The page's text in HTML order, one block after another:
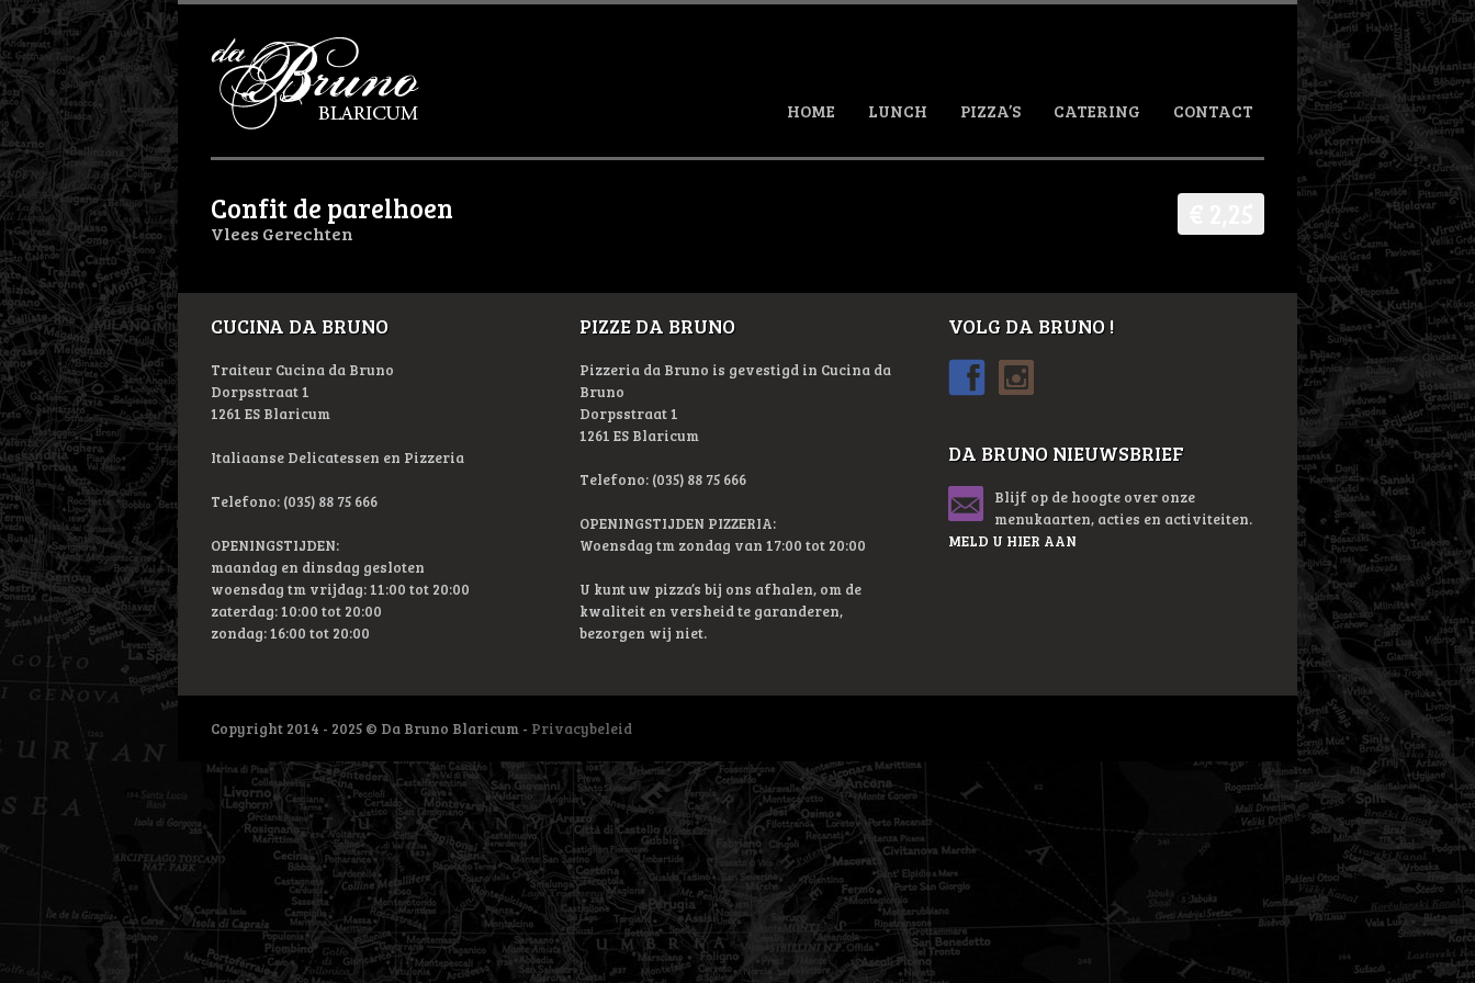
HOME LUNCH PIZZA’S CATERING CONTACT
Confit de parelhoen
Vlees Gerechten
CUCINA DA BRUNO
Traiteur Cucina da Bruno
Dorpsstraat 1
1261 ES Blaricum
Italiaanse Delicatessen en Pizzeria
Telefono: (035) 88 75 666
OPENINGSTIJDEN:
maandag en dinsdag gesloten
woensdag tm vrijdag: 11:00 tot 20:00
zaterdag: 10:00 tot 20:00
zondag: 16:00 tot 20:00
PIZZE DA BRUNO
Pizzeria da Bruno is gevestigd in Cucina da
Bruno
Dorpsstraat 1
1261 ES Blaricum
Telefono: (035) 88 75 666
OPENINGSTIJDEN PIZZERIA:
Woensdag tm zondag van 17:00 tot 20:00
U kunt uw pizza’s bij ons afhalen, om de
kwaliteit en versheid te garanderen,
bezorgen wij niet.
VOLG DA BRUNO !
DA BRUNO NIEUWSBRIEF
Blijf op de hoogte over onze
menukaarten, acties en activiteiten.
MELD U HIER AAN
Copyright 2014 - 2025 © Da Bruno Blaricum - Privacybeleid